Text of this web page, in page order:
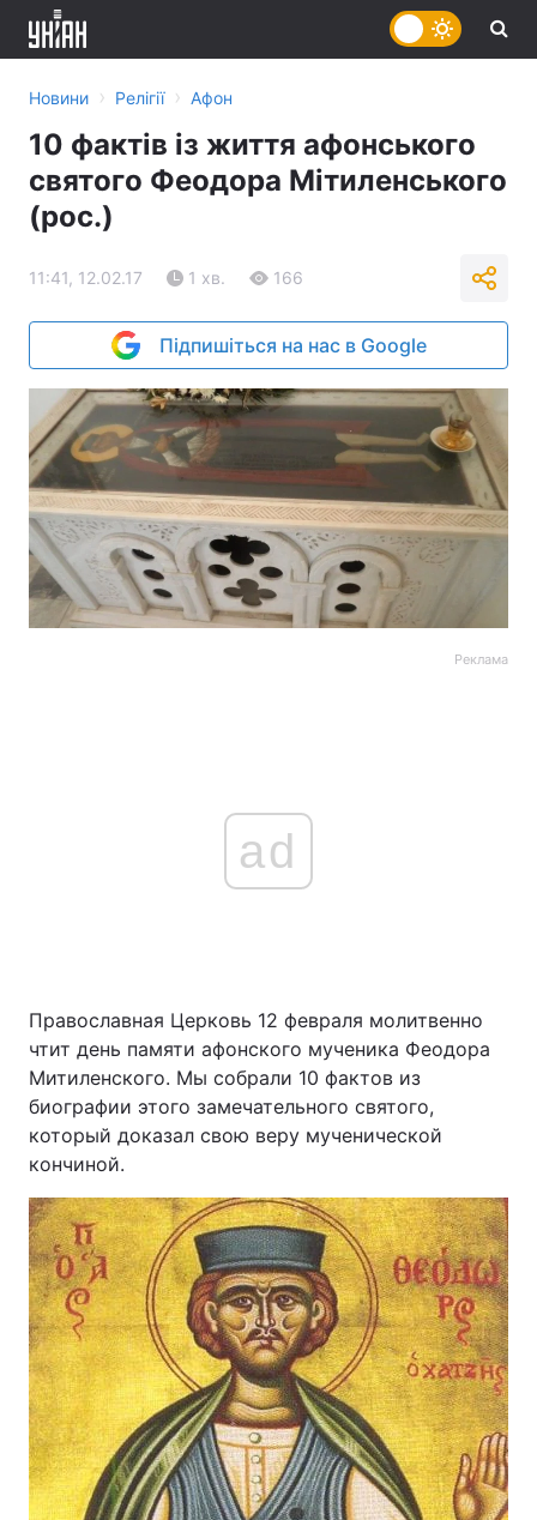
Головна
Україна Політика
Економіка Світ
Спорт Наука
Техно і зв'язок Лайт
Зброя Інциденти
Здоров'я Туризм
Новини › Релігії › Афон
10 фактів із життя афонського
святого Феодора Мітиленського
(рос.)
11:41, 12.02.17 1 хв. 166
Підпишіться на нас в Google
Реклама
ad
Православная Церковь 12 февраля молитвенно
чтит день памяти афонского мученика Феодора
Митиленского. Мы собрали 10 фактов из
биографии этого замечательного святого,
который доказал свою веру мученической
кончиной.